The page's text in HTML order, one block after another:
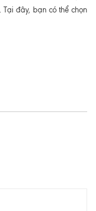
. Tại đây, bạn có thể chọn